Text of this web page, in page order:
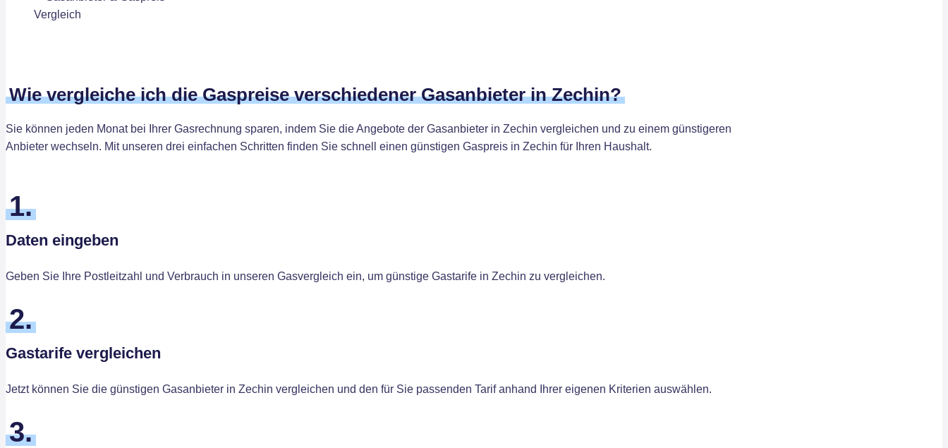
Wie vergleiche ich die Gaspreise verschiedener Gasanbieter in Zechin?
Sie können jeden Monat bei Ihrer Gasrechnung sparen, indem Sie die Angebote der Gasanbieter in Zechin vergleichen und zu einem günstigeren
Anbieter wechseln. Mit unseren drei einfachen Schritten finden Sie schnell einen günstigen Gaspreis in Zechin für Ihren Haushalt.
1.
Daten eingeben
Geben Sie Ihre Postleitzahl und Verbrauch in unseren Gasvergleich ein, um günstige Gastarife in Zechin zu vergleichen.
2.
Gastarife vergleichen
Jetzt können Sie die günstigen Gasanbieter in Zechin vergleichen und den für Sie passenden Tarif anhand Ihrer eigenen Kriterien auswählen.
3.